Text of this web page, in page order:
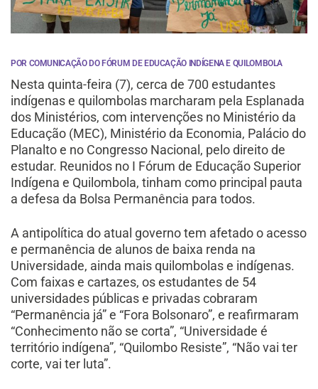
POR COMUNICAÇÃO DO FÓRUM DE EDUCAÇÃO INDÍGENA E QUILOMBOLA
Nesta quinta-feira (7), cerca de 700 estudantes
indígenas e quilombolas marcharam pela Esplanada
dos Ministérios, com intervenções no Ministério da
Educação (MEC), Ministério da Economia, Palácio do
Planalto e no Congresso Nacional, pelo direito de
estudar. Reunidos no I Fórum de Educação Superior
Indígena e Quilombola, tinham como principal pauta
a defesa da Bolsa Permanência para todos.
A antipolítica do atual governo tem afetado o acesso
e permanência de alunos de baixa renda na
Universidade, ainda mais quilombolas e indígenas.
Com faixas e cartazes, os estudantes de 54
universidades públicas e privadas cobraram
“Permanência já” e “Fora Bolsonaro”, e reafirmaram
“Conhecimento não se corta”, “Universidade é
território indígena”, “Quilombo Resiste”, “Não vai ter
corte, vai ter luta”.